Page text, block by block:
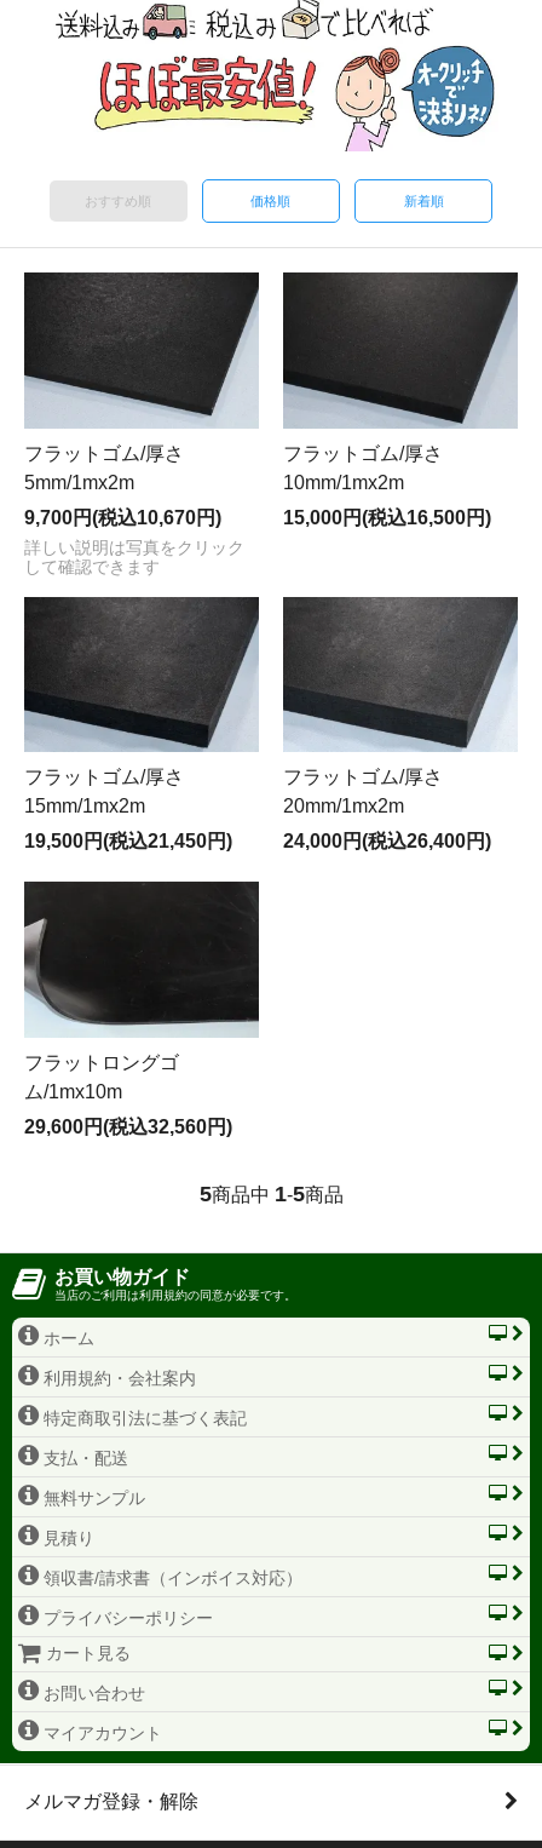
おすすめ順 価格順 新着順
フラットゴム/厚さ
5mm/1mx2m
9,700円(税込10,670円)
詳しい説明は写真をクリック
して確認できます
フラットゴム/厚さ
10mm/1mx2m
15,000円(税込16,500円)
フラットゴム/厚さ
15mm/1mx2m
19,500円(税込21,450円)
フラットゴム/厚さ
20mm/1mx2m
24,000円(税込26,400円)
フラットロングゴ
ム/1mx10m
29,600円(税込32,560円)
5商品中 1-5商品
お買い物ガイド
当店のご利用は利用規約の同意が必要です。
ホーム
利用規約・会社案内
特定商取引法に基づく表記
支払・配送
無料サンプル
見積り
領収書/請求書（インボイス対応）
プライバシーポリシー
カート見る
お問い合わせ
マイアカウント
メルマガ登録・解除